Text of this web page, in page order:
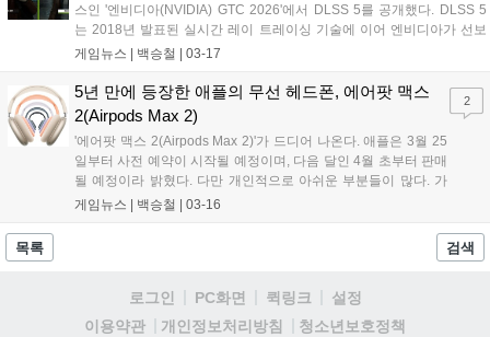
스인 '엔비디아(NVIDIA) GTC 2026'에서 DLSS 5를 공개했다. DLSS 5
는 2018년 발표된 실시간 레이 트레이싱 기술에 이어 엔비디아가 선보
이는 차세대 컴퓨터 그래픽 혁신이다. DLSS 5는 픽셀에 사실적인 조명
링과 현실 사이의 간극을 좁히며, 덕분에 게임 개발자들은 그동안 할리
우드(Hollywood) 시각 효과에서만 가능했던 새로운 수준의 사실적인 컴
퓨터 그래픽을 구현할 수 있다....
게임뉴스 | 백승철 03-17
5년 만에 등장한 애플의 무선 헤드폰, 에어팟 맥스
2(Airpods Max 2)
'에어팟 맥스 2(Airpods Max 2)'가 드디어 나온다. 애플은 3월 25
일부터 사전 예약이 시작될 예정이며, 다음 달인 4월 초부터 판매
될 예정이라 밝혔다. 다만 개인적으로 아쉬운 부분들이 많다. 가
격은 85만 원, 무게는 전작과 동일한 386.2g. 이전 제품에서 가장
품을 통해 가장 해소되길 바랐던 두 부분에 있어 만족스러워 보이
게임뉴스 | 백승철 03-16
2
목록 검색
로그인 PC화면 퀵링크
설정
이용약관
개인정보처리방침
청소년보호정책